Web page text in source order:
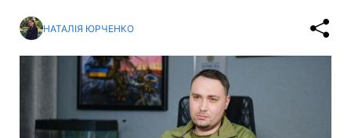
НАТАЛІЯ ЮРЧЕНКО